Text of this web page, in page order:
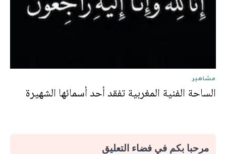
مشاهير
الساحة الفنية المغربية تفقد أحد أسمائها الشهيرة
مرحبا بكم في فضاء التعليق